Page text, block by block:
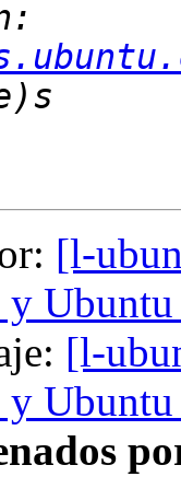
[l-
[l-